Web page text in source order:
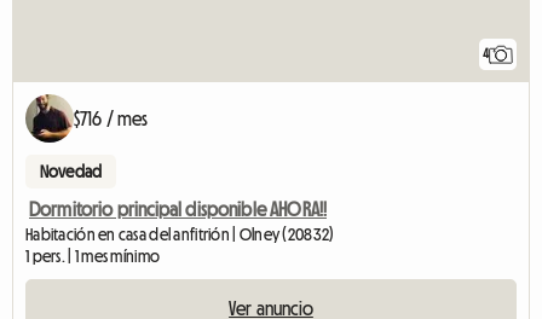
4
$716 / mes
Novedad
Dormitorio principal disponible AHORA!!
Habitación en casa del anfitrión | Olney (20832)
1 pers. | 1 mes mínimo
Ver anuncio